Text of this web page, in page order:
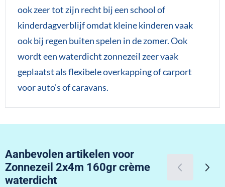
ook zeer tot zijn recht bij een school of
kinderdagverblijf omdat kleine kinderen vaak
ook bij regen buiten spelen in de zomer. Ook
wordt een waterdicht zonnezeil zeer vaak
geplaatst als flexibele overkapping of carport
voor auto's of caravans.
Aanbevolen artikelen voor
Zonnezeil 2x4m 160gr crème
waterdicht